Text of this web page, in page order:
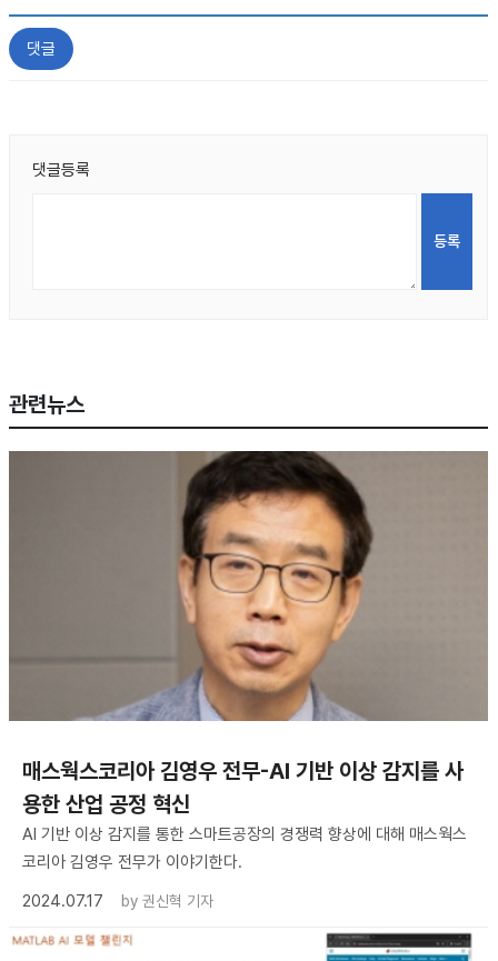
댓글
댓글등록
관련뉴스
매스웍스코리아 김영우 전무-AI 기반 이상 감지를 사
용한 산업 공정 혁신
AI 기반 이상 감지를 통한 스마트공장의 경쟁력 향상에 대해 매스웍스
코리아 김영우 전무가 이야기한다.
2024.07.17
by 권신혁 기자